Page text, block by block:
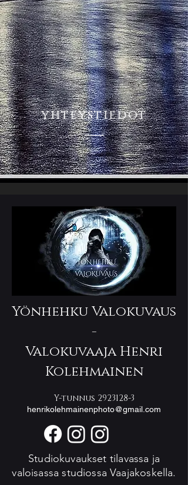
yhteystiedot
Yönhehku Valokuvaus
-
Valokuvaaja Henri
Kolehmainen
Y-tunnus 2923128-3
henrikolehmainenphoto@gmail.com
Studiokuvaukset tilavassa ja
valoisassa studiossa Vaajakoskella.